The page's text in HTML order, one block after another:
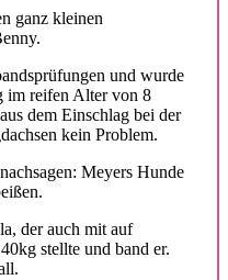
ganz kleinen
und wurde
im reifen Alter von 8
dem Einschlag bei der
kein Problem.
Meyers Hunde
der auch mit auf
stellte und band er.